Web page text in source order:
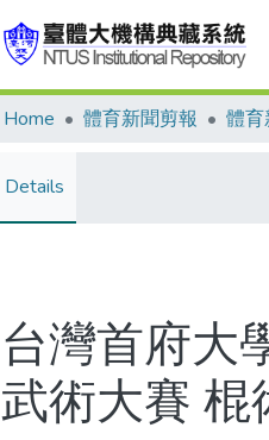
Home 體育新聞剪報 體育
Details
台灣首府大
武術大賽 棍